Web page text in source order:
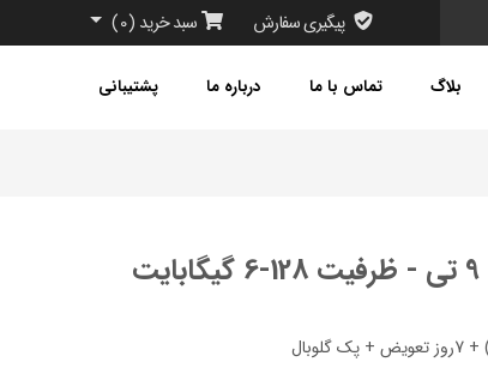
پیگیری سفارش سبد خرید (
0
)
بلاگ تماس با ما درباره ما پشتیبانی